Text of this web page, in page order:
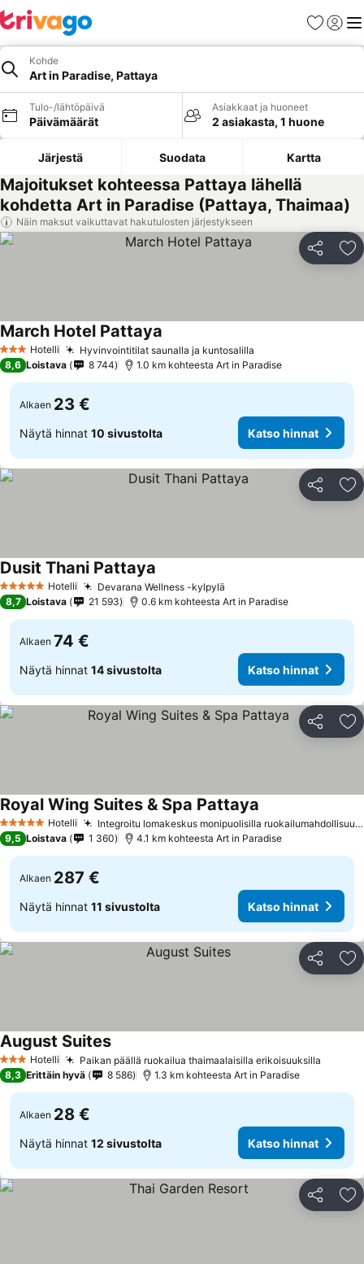
Suosikit
Kohde
Art in Paradise, Pattaya
Tulo-/lähtöpäivä
Päivämäärät
Asiakkaat ja huoneet
2 asiakasta, 1 huone
Järjestä Suodata Kartta
Majoitukset kohteessa Pattaya lähellä
kohdetta Art in Paradise (Pattaya, Thaimaa)
Näin maksut vaikuttavat hakutulosten järjestykseen
Jaa
3 Tähtiluokitus
Hotelli Hyvinvointitilat saunalla ja kuntosalilla
March Hotel Pattaya
8,6 Loistava 8 744 1.0 km kohteesta Art in Paradise
Alkaen 23 €
Näytä hinnat 10 sivustolta Katso hinnat
Jaa
5 Tähtiluokitus
Hotelli Devarana Wellness -kylpylä
Dusit Thani Pattaya
8,7 Loistava 21 593 0.6 km kohteesta Art in Paradise
Alkaen 74 €
Näytä hinnat 14 sivustolta Katso hinnat
Jaa
5 Tähtiluokitus
Hotelli Integroitu lomakeskus monipuolisilla ruokailumahdollisuuksilla
Royal Wing Suites & Spa Pattaya
9,5 Loistava 1 360 4.1 km kohteesta Art in Paradise
Alkaen 287 €
Näytä hinnat 11 sivustolta Katso hinnat
Jaa
3 Tähtiluokitus
Hotelli Paikan päällä ruokailua thaimaalaisilla erikoisuuksilla
August Suites
8,3 Erittäin hyvä 8 586 1.3 km kohteesta Art in Paradise
Alkaen 28 €
Näytä hinnat 12 sivustolta Katso hinnat
Jaa